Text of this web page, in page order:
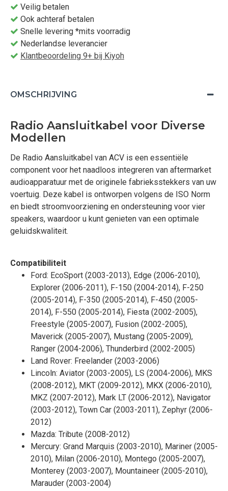
Veilig betalen
Ook achteraf betalen
Snelle levering *mits voorradig
Nederlandse leverancier
Klantbeoordeling 9+ bij Kiyoh
OMSCHRIJVING
Radio Aansluitkabel voor Diverse
Modellen
De Radio Aansluitkabel van ACV is een essentiële
component voor het naadloos integreren van aftermarket
audioapparatuur met de originele fabrieksstekkers van uw
voertuig. Deze kabel is ontworpen volgens de ISO Norm
en biedt stroomvoorziening en ondersteuning voor vier
speakers, waardoor u kunt genieten van een optimale
geluidskwaliteit.
Compatibiliteit
Ford: EcoSport (2003-2013), Edge (2006-2010),
Explorer (2006-2011), F-150 (2004-2014), F-250
(2005-2014), F-350 (2005-2014), F-450 (2005-
2014), F-550 (2005-2014), Fiesta (2002-2005),
Freestyle (2005-2007), Fusion (2002-2005),
Maverick (2005-2007), Mustang (2005-2009),
Ranger (2004-2006), Thunderbird (2002-2005)
Land Rover: Freelander (2003-2006)
Lincoln: Aviator (2003-2005), LS (2004-2006), MKS
(2008-2012), MKT (2009-2012), MKX (2006-2010),
MKZ (2007-2012), Mark LT (2006-2012), Navigator
(2003-2012), Town Car (2003-2011), Zephyr (2006-
2012)
Mazda: Tribute (2008-2012)
Mercury: Grand Marquis (2003-2010), Mariner (2005-
2010), Milan (2006-2010), Montego (2005-2007),
Monterey (2003-2007), Mountaineer (2005-2010),
Marauder (2003-2004)